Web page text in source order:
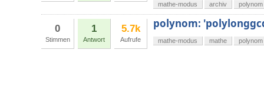
mathe-modus archiv polynom
0
Stimmen
1
Antwort
5.7k
Aufrufe
polynom:
mathe-modus mathe polynom